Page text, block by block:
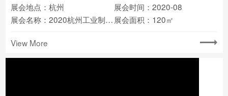
展会地点：杭州
展会时间：2020-08
展会名称：2020杭州工业制造业博览会 展会面积：120㎡
View More